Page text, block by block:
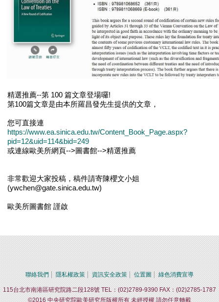
精選推薦--第 100 篇文章登場囉!
第100篇文章是由本所羅昌發先生提供的文章，
您可直接連
https://www.ea.sinica.edu.tw/Content_Book_Page.aspx?
pid=12&uid=114&bid=249
或連線歐美所網頁-->圖書館-->精選推薦
非常歡迎大家投稿，稿件請寄陳櫻文小姐
(ywchen@gate.sinica.edu.tw)
歐美所圖書館 謹啟
聯絡我們 隱私權政策 資訊安全政策 位置圖 綠色消費宣導
115台北市南港區研究院路二段128號 TEL：(02)2789-9390 FAX：(02)2785-1787
©2016 中央研究院歐美研究所版權所有 未經授權 請勿任意轉載